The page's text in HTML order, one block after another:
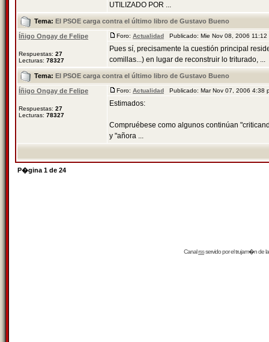
UTILIZADO POR ...
Tema: El PSOE carga contra el último libro de Gustavo Bueno
Íñigo Ongay de Felipe
Respuestas: 27
Lecturas: 78327
Foro: Actualidad Publicado: Mie Nov 08, 2006
Pues sí, precisamente la cuestión principal
comillas...) en lugar de reconstruir lo triturado, ...
Tema: El PSOE carga contra el último libro de Gustavo Bueno
Íñigo Ongay de Felipe
Respuestas: 27
Lecturas: 78327
Foro: Actualidad Publicado: Mar Nov 07, 2006
Estimados:
Compruébese como algunos continúan
y "añora ...
P�gina 1 de 24
Canalrssservido por eltrujam�nde